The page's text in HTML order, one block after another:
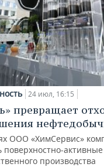
24 июл, 16:15
превращает
ООО «ХимСервис»
поверхностно-
производства